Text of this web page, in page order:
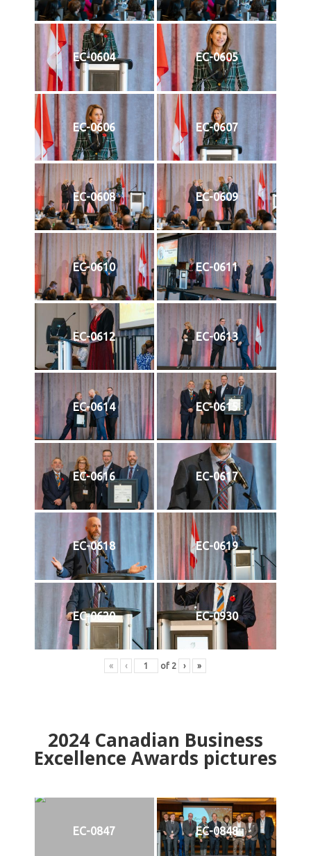
EC-0604 EC-0605
EC-0606 EC-0607
EC-0608 EC-0609
EC-0610 EC-0611
EC-0612 EC-0613
EC-0614 EC-0615
EC-0616 EC-0617
EC-0618 EC-0619
EC-0620 EC-0930
« ‹ of 2 › »
2024Canadian Business
Excellence Awards pictures
EC-0847 EC-0848